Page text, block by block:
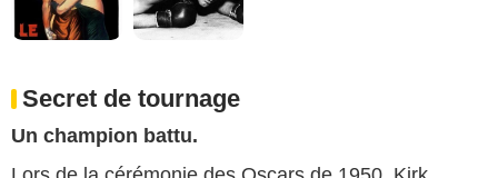
Secret de tournage
Un champion battu.